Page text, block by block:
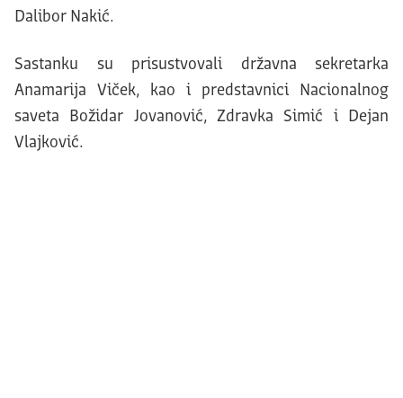
Dalibor Nakić.
Sastanku su prisustvovali državna sekretarka
Anamarija Viček, kao i predstavnici Nacionalnog
saveta Božidar Jovanović, Zdravka Simić i Dejan
Vlajković.